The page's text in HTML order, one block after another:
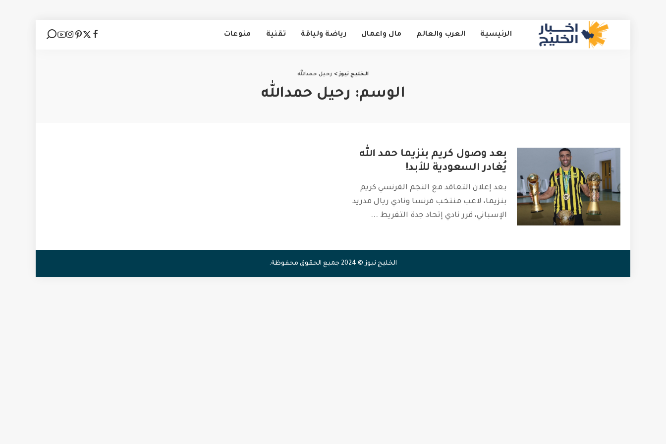
الرئيسية العرب والعالم مال واعمال رياضة ولياقة تقنية منوعات
الخليج نيوز> رحيل حمدالله
الوسم: رحيل حمدالله
بعد وصول كريم بنزيما حمد الله
يُغادر السعودية للأبد!
بعد إعلان التعاقد مع النجم الفرنسي كريم
بنزيما، لاعب منتخب فرنسا ونادي ريال مدريد
الإسباني، قرر نادي إتحاد جدة التفريط ...
الخليج نيوز © 2024 جميع الحقوق محفوظة.